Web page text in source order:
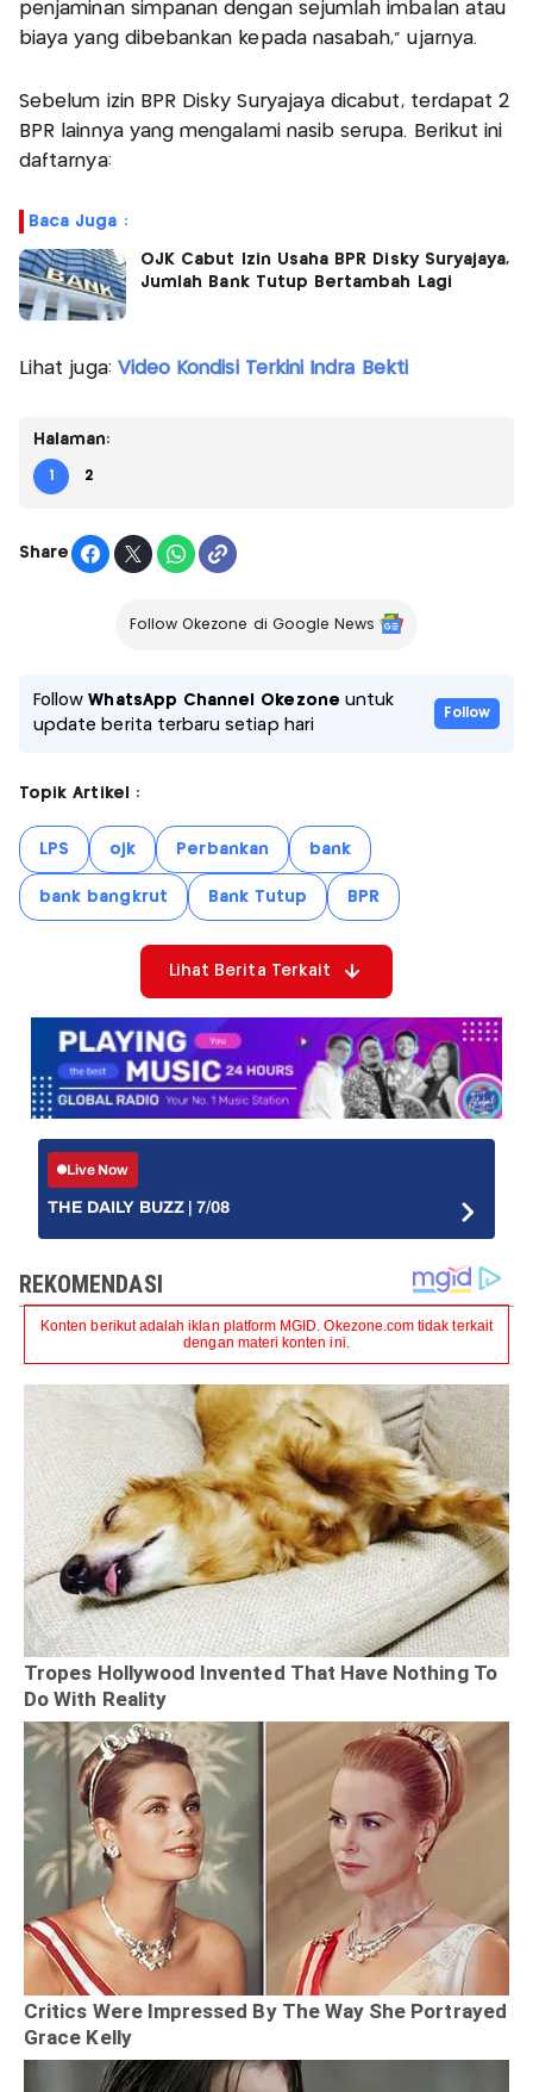
penjaminan simpanan dengan sejumlah imbalan atau
biaya yang dibebankan kepada nasabah,” ujarnya.
Sebelum izin BPR Disky Suryajaya dicabut, terdapat 2
BPR lainnya yang mengalami nasib serupa. Berikut ini
daftarnya:
Baca Juga :
OJK Cabut Izin Usaha BPR Disky Suryajaya,
Jumlah Bank Tutup Bertambah Lagi
Lihat juga: Video Kondisi Terkini Indra Bekti
Halaman:
1 2
Share
Follow Okezone di Google News
FollowWhatsApp Channel Okezone untuk
update berita terbaru setiap hari
Follow
Topik Artikel :
LPS ojk Perbankan bank
bank bangkrut Bank Tutup BPR
Lihat Berita Terkait
Live Now
THE DAILY BUZZ | 7/08